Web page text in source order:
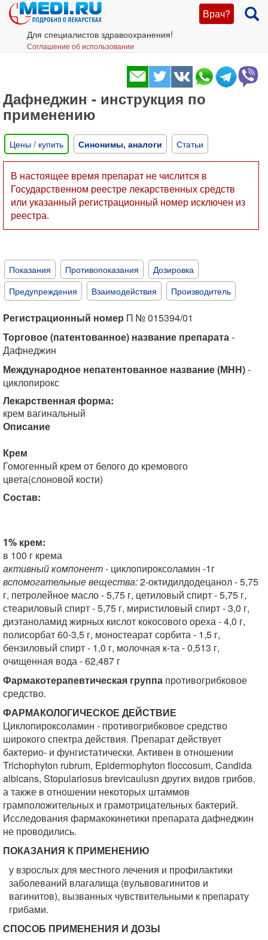
Врач?
Для специалистов здравоохранения!
Соглашение об использовании
Дафнеджин - инструкция по
применению
Цены / купить Синонимы, аналоги Статьи
В настоящее время препарат не числится в
Государственном реестре лекарственных средств
или указанный регистрационный номер исключен из
реестра.
Показания Противопоказания
Дозировка
Предупреждения
Взаимодействия Производитель
Регистрационный номер П № 015394/01
Торговое (патентованное) название препарата-
Дафнеджин
Международное непатентованное название (МНН)-
циклопирокс
Лекарственная форма:
крем вагинальный
Описание
Крем
Гомогенный крем от белого до кремового
цвета(слоновой кости)
Состав:
1% крем:
в 100 г крема
активный компонент- циклопироксоламин -1г
вспомогательные вещества:2-октидилдодецанол - 5,75
г, петролейное масло - 5,75 г, цетиловый спирт - 5,75 г,
стеариловый спирт - 5,75 г, миристиловый спирт - 3,0 г,
диэтаноламид жирных кислот кокосового ореха - 4,0 г,
полисорбат 60-3,5 г, моностеарат сорбита - 1,5 г,
бензиловый спирт - 1,0 г, молочная к-та - 0,513 г,
очищенная вода - 62,487 г
Фармакотерапевтическая группа противогрибковое
средство.
ФАРМАКОЛОГИЧЕСКОЕ ДЕЙСТВИЕ
Циклопироксоламин - противогрибковое средство
широкого спектра действия. Препарат действует
бактерио- и фунгистатически. Активен в отношении
Trichophyton rubrum, Epidermophyton floccosum, Candida
albicans, Stopulariosus brevicaulusn других видов грибов,
а также в отношении некоторых штаммов
грамположительных и грамотрицательных бактерий.
Исследования фармакокинетики препарата дафнеджин
не проводились.
ПОКАЗАНИЯ К ПРИМЕНЕНИЮ
у взрослых для местного лечения и профилактики
заболеваний влагалища (вульвовагинитов и
вагинитов), вызванных чувствительными к препарату
грибами.
СПОСОБ ПРИМЕНЕНИЯ И ДОЗЫ